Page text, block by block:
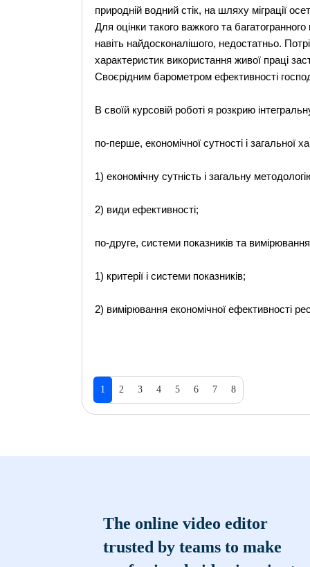
природній водний стік, на шляху міграції
Для оцінки такого важкого та
навіть найдосконалішого, недостатньо.
характеристик використання живої праці
Своєрідним барометром ефективності
В своїй курсовій роботі я розкрию
по-перше, економічної сутності і загальної
1) економічну сутність і загальну
2) види ефективності;
по-друге, системи показників та
1) критерії і системи показників;
2) вимірювання економічної ефективності
1 2 3 4 5 6 7 8
The online video editor
trusted by teams to make